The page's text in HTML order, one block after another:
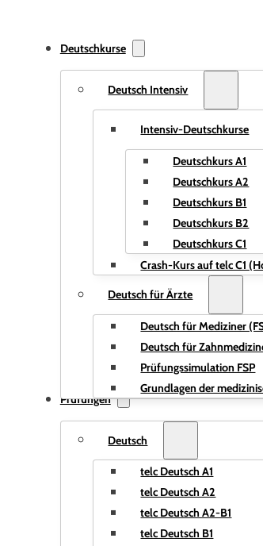
Deutschkurse
Deutsch Intensiv
Intensiv-Deutschkurse
Deutschkurs A1
Deutschkurs A2
Deutschkurs B1
Deutschkurs B2
Deutschkurs C1
Crash-Kurs auf telc C1
Deutsch für Ärzte
Deutsch für Mediziner
Deutsch für
Prüfungssimulation FSP
Grundlagen der
Prüfungen
Deutsch
telc Deutsch A1
telc Deutsch A2
telc Deutsch A2-B1
telc Deutsch B1